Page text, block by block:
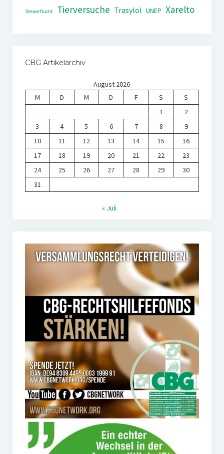
Steuerflucht Tierversuche Trasylol UNEP Xarelto
CBG Artikelarchiv
August 2026
M
D M D F S
S
1
2
3
4 5 6 7 8
9
10
11 12 13 14 15
16
17
18 19 20 21 22
23
24
25 26 27 28 29
30
31
« Juli